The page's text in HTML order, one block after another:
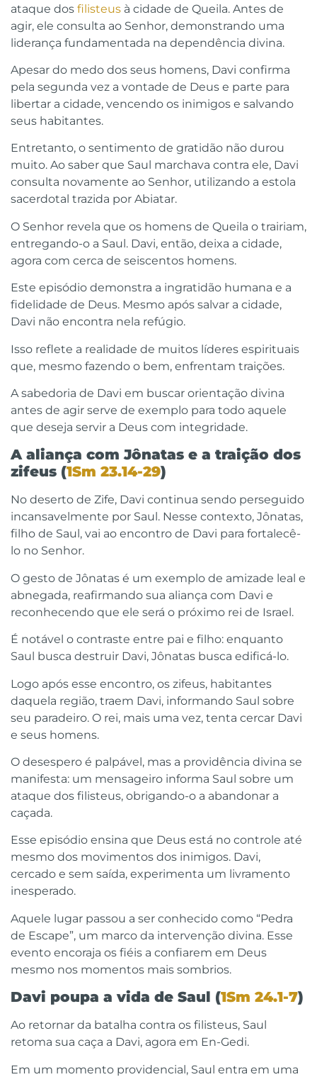
ataque dos filisteus à cidade de Queila. Antes de
agir, ele consulta ao Senhor, demonstrando uma
liderança fundamentada na dependência divina.
Apesar do medo dos seus homens, Davi confirma
pela segunda vez a vontade de Deus e parte para
libertar a cidade, vencendo os inimigos e salvando
seus habitantes.
Entretanto, o sentimento de gratidão não durou
muito. Ao saber que Saul marchava contra ele, Davi
consulta novamente ao Senhor, utilizando a estola
sacerdotal trazida por Abiatar.
O Senhor revela que os homens de Queila o trairiam,
entregando-o a Saul. Davi, então, deixa a cidade,
agora com cerca de seiscentos homens.
Este episódio demonstra a ingratidão humana e a
fidelidade de Deus. Mesmo após salvar a cidade,
Davi não encontra nela refúgio.
Isso reflete a realidade de muitos líderes espirituais
que, mesmo fazendo o bem, enfrentam traições.
A sabedoria de Davi em buscar orientação divina
antes de agir serve de exemplo para todo aquele
que deseja servir a Deus com integridade.
A aliança com Jônatas e a traição dos
zifeus (1Sm 23.14-29)
No deserto de Zife, Davi continua sendo perseguido
incansavelmente por Saul. Nesse contexto, Jônatas,
filho de Saul, vai ao encontro de Davi para fortalecê-
lo no Senhor.
O gesto de Jônatas é um exemplo de amizade leal e
abnegada, reafirmando sua aliança com Davi e
reconhecendo que ele será o próximo rei de Israel.
É notável o contraste entre pai e filho: enquanto
Saul busca destruir Davi, Jônatas busca edificá-lo.
Logo após esse encontro, os zifeus, habitantes
daquela região, traem Davi, informando Saul sobre
seu paradeiro. O rei, mais uma vez, tenta cercar Davi
e seus homens.
O desespero é palpável, mas a providência divina se
manifesta: um mensageiro informa Saul sobre um
ataque dos filisteus, obrigando-o a abandonar a
caçada.
Esse episódio ensina que Deus está no controle até
mesmo dos movimentos dos inimigos. Davi,
cercado e sem saída, experimenta um livramento
inesperado.
Aquele lugar passou a ser conhecido como “Pedra
de Escape”, um marco da intervenção divina. Esse
evento encoraja os fiéis a confiarem em Deus
mesmo nos momentos mais sombrios.
Davi poupa a vida de Saul (1Sm 24.1-7)
Ao retornar da batalha contra os filisteus, Saul
retoma sua caça a Davi, agora em En-Gedi.
Em um momento providencial, Saul entra em uma